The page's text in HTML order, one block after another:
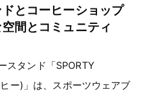
とコーヒーショップ
間とコミュニティ
スタンド「SPORTY
ー)」は、スポーツウェアブ